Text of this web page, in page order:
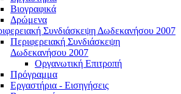
Βιογραφικά
Δρώμενα
Συνδιάσκεψη Δωδεκανήσου 2007
Περιφερειακή Συνδιάσκεψη
Δωδεκανήσου 2007
Οργανωτική Επιτροπή
Πρόγραμμα
Εργαστήρια - Εισηγήσεις